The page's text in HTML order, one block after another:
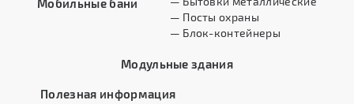
Мобильные бани
— Посты охраны
— Блок-контейнеры
Модульные здания
Полезная информация